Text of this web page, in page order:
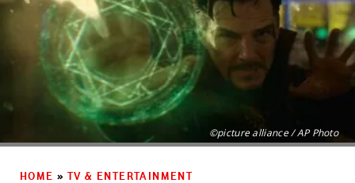
©picture alliance / AP Photo
HOME » TV & ENTERTAINMENT